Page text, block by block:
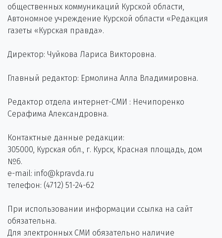
общественных коммуникаций Курской области,
Автономное учреждение Курской области «Редакция
газеты «Курская правда».
Директор: Чуйкова Лариса Викторовна.
Главный редактор: Ермолина Алла Владимировна.
Редактор отдела интернет-СМИ : Нечипоренко
Серафима Александровна.
Контактные данные редакции:
305000, Курская обл., г. Курск, Красная площадь, дом
№6.
e-mail: info@kpravda.ru
телефон: (4712) 51-24-62
При использовании информации ссылка на сайт
обязательна.
Для электронных СМИ обязательно наличие